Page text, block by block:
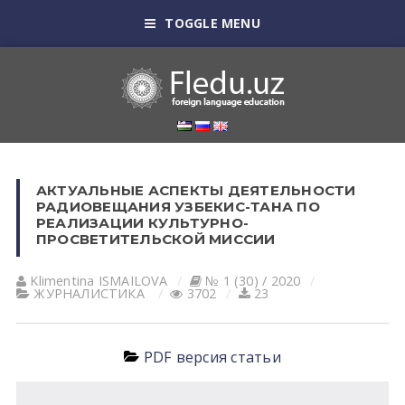
TOGGLE MENU
АКТУАЛЬНЫЕ АСПЕКТЫ ДЕЯТЕЛЬНОСТИ
РАДИОВЕЩАНИЯ УЗБЕКИС-ТАНА ПО
РЕАЛИЗАЦИИ КУЛЬТУРНО-
ПРОСВЕТИТЕЛЬСКОЙ МИССИИ
Klimentina ISMАILOVА № 1 (30) / 2020
ЖУРНАЛИСТИКА 3702 23
PDF версия статьи